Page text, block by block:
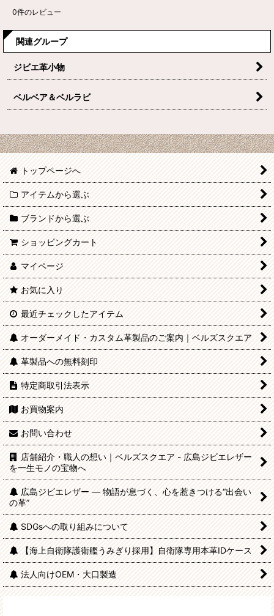
0件のレビュー
関連グループ
ジビエ革小物
ベルベア＆ベルラビ
トップページへ
アイテムから選ぶ
ブランドから選ぶ
ショッピングカート
マイページ
お気に入り
最近チェックしたアイテム
オーダーメイド・カスタム革製品のご案内｜ベルズスクエア
革製品への無料刻印
特定商取引法表示
お買物案内
お問い合わせ
店舗紹介・職人の想い｜ベルズスクエア - 広島ジビエレザー
を一生モノの宝物へ
広島ジビエレザー — 物語が息づく、心を惹きつける“出会い
の革”
SDGsへの取り組みについて
【海上自衛隊護衛艦うみぎり採用】自衛隊専用本革IDケース
法人向けOEM・大口製造